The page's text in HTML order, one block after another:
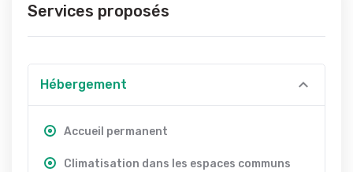
Services proposés
Hébergement
Accueil permanent
Climatisation dans les espaces communs